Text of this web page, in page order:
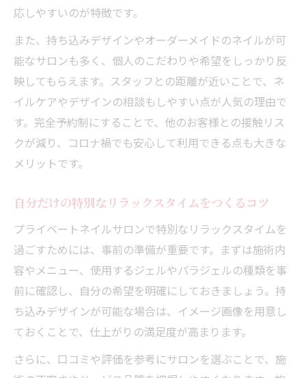
応しやすいのが特徴です。
また、持ち込みデザインやオーダーメイドのネイルが可
能なサロンも多く、個人のこだわりや希望をしっかり反
映してもらえます。スタッフとの距離が近いことで、ネ
イルケアやデザインの相談もしやすい点が人気の理由で
す。完全予約制にすることで、他のお客様との接触リス
クが減り、コロナ禍でも安心して利用できる点も大きな
メリットです。
自分だけの特別なリラックスタイムをつくるコツ
プライベートネイルサロンで特別なリラックスタイムを
過ごすためには、事前の準備が重要です。まずは施術内
容やメニュー、使用するジェルやパラジェルの種類を事
前に確認し、自分の希望を明確にしておきましょう。持
ち込みデザインが可能な場合は、イメージ画像を用意し
ておくことで、仕上がりの満足度が高まります。
さらに、口コミや評価を参考にサロンを選ぶことで、施